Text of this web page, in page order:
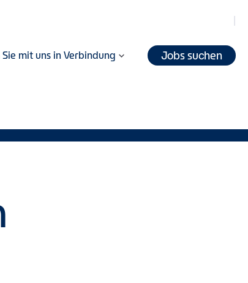
mit uns in Verbindung Jobs suchen